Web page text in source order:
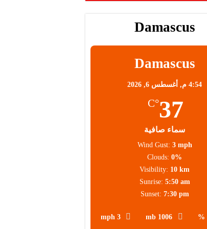
Damascus
Damascus
4:54 م, أغسطس 6, 2026
37
°C
سماء صافية
1006 mb
3 mph
Wind Gust: 3 mph
Clouds: 0%
Visibility: 10 km
Sunrise: 5:50 am
Sunset: 7:30 pm